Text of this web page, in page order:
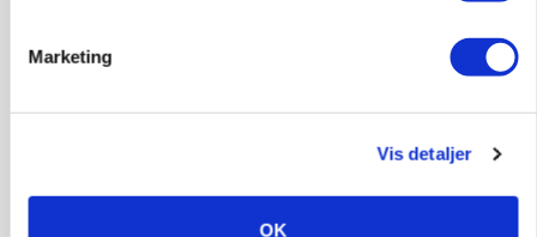
Marketing
Vis detaljer
OK
avlsbestand